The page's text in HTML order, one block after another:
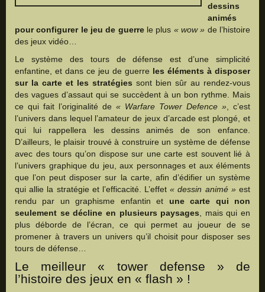
dessins
animés
pour configurer le jeu de guerrele plus « wow » de l’histoire
des jeux vidéo…
Le système des tours de défense est d’une simplicité
enfantine, et dans ce jeu de guerre les éléments à disposer
sur la carte et les stratégies sont bien sûr au rendez-vous
des vagues d’assaut qui se succèdent à un bon rythme. Mais
ce qui fait l’originalité de « Warfare Tower Defence » , c’est
l’univers dans lequel l’amateur de jeux d’arcade est plongé, et
qui lui rappellera les dessins animés de son enfance.
D’ailleurs, le plaisir trouvé à construire un système de défense
avec des tours qu’on dispose sur une carte est souvent lié à
l’univers graphique du jeu, aux personnages et aux éléments
que l’on peut disposer sur la carte, afin d’édifier un système
qui allie la stratégie et l’efficacité. L’effet« dessin animé »est
rendu par un graphisme enfantin et une carte qui non
seulement se décline en plusieurs paysages , mais qui en
plus déborde de l’écran, ce qui permet au joueur de se
promener à travers un univers qu’il choisit pour disposer ses
tours de défense…
Le meilleur « tower defense » de
l’histoire des jeux en « flash » !